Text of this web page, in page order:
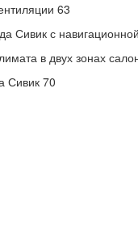
63
Сивик с
в двух зонах
Сивик 70